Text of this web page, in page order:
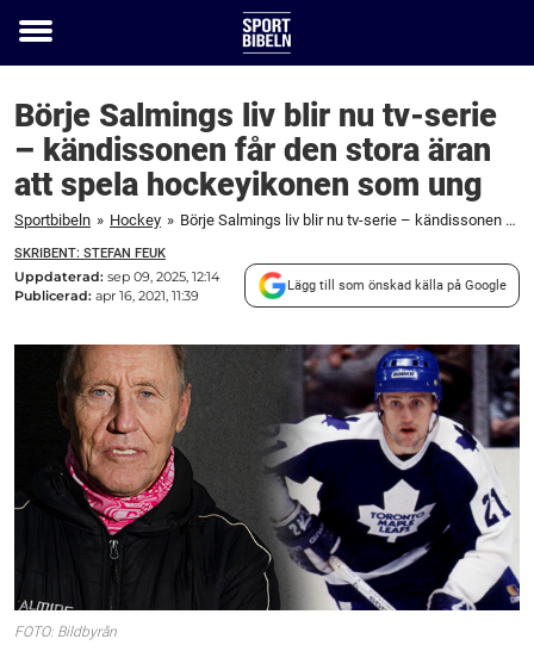
Toggle
Börje Salmings liv blir nu tv-serie
– kändissonen får den stora äran
att spela hockeyikonen som ung
Sportbibeln » Hockey » Börje Salmings liv blir nu tv-serie – kändissonen får den stora äran att spela hockeyikonen som ung
SKRIBENT: STEFAN FEUK
Uppdaterad: sep 09, 2025, 12:14
Publicerad: apr 16, 2021, 11:39
Lägg till som önskad källa på Google
FOTO: Bildbyrån